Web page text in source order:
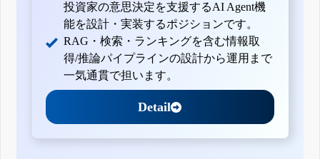
投資家の意思決定を支援するAI Agent機
能を設計・実装するポジションです。
RAG・検索・ランキングを含む情報取
得/推論パイプラインの設計から運用まで
一気通貫で担います。
Detail